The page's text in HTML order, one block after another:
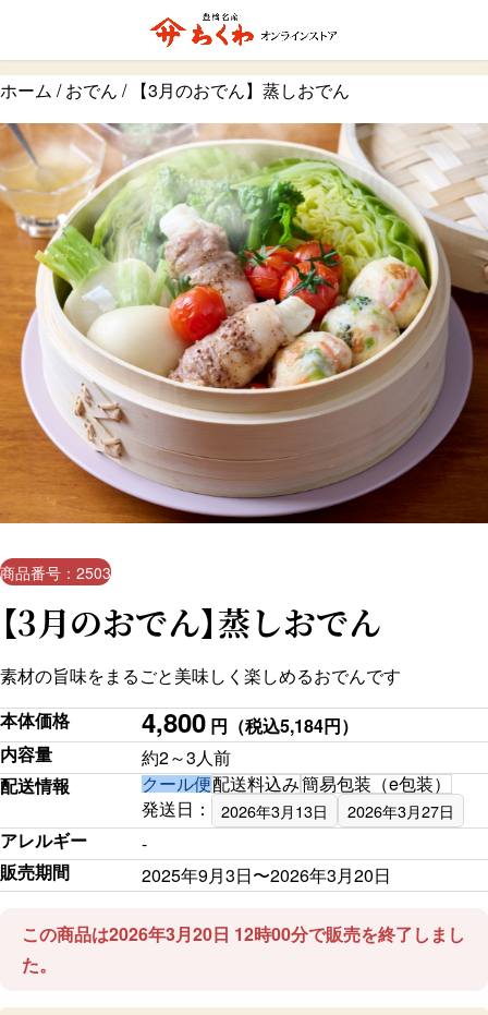
ホーム /おでん / 【3月のおでん】蒸しおでん
商品番号：2503
【3月のおでん】蒸しおでん
素材の旨味をまるごと美味しく楽しめるおでんです
本体価格
4,800 円 （税込5,184円）
内容量
約2～3人前
配送情報
クール便配送料込み簡易包装（e包装）
発送日：
2026年3月13日 2026年3月27日
アレルギー
-
販売期間
2025年9月3日〜2026年3月20日
この商品は2026年3月20日 12時00分で販売を終了しまし
た。